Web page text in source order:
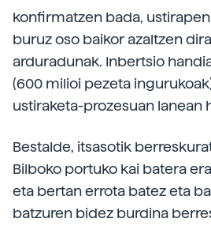
konfirmatzen bada,
buruz oso baikor azaltzen
arduradunak. Inbertsio
(600 milioi pezeta
ustiraketa-prozesuan lanean
Bestalde, itsasotik
Bilboko portuko kai batera
eta bertan errota batez eta
batzuren bidez burdina